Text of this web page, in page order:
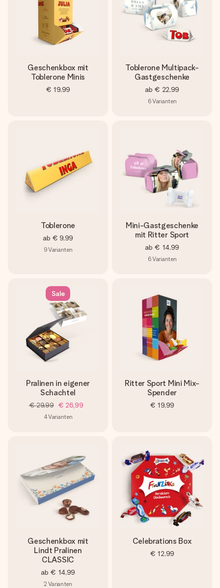
Geschenkbox mit
Toblerone Minis
€ 19,99
Toblerone Multipack-
Gastgeschenke
ab € 22,99
6Varianten
Toblerone
ab € 9,99
9Varianten
Mini-Gastgeschenke
mit Ritter Sport
ab € 14,99
6Varianten
Sale
Pralinen in eigener
Schachtel
€ 29,99 € 26,99
4Varianten
Ritter Sport Mini Mix-
Spender
€ 19,99
Geschenkbox mit
Lindt Pralinen
CLASSIC
ab € 14,99
2 Varianten
Celebrations Box
€ 12,99